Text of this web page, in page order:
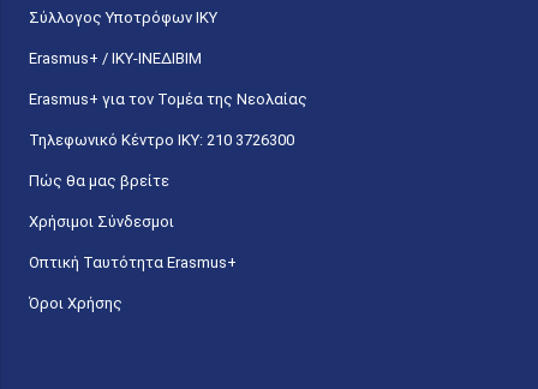
Σύλλογος Υποτρόφων ΙΚΥ
Erasmus+ / ΙΚΥ-ΙΝΕΔΙΒΙΜ
Erasmus+ για τον Τομέα της Νεολαίας
Τηλεφωνικό Κέντρο IKY: 210 3726300
Πώς θα μας βρείτε
Χρήσιμοι Σύνδεσμοι
Οπτική Ταυτότητα Erasmus+
Όροι Χρήσης